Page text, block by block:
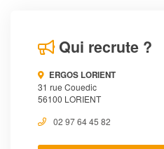
Qui recrute ?
ERGOS LORIENT
31 rue Couedic
56100 LORIENT
02 97 64 45 82